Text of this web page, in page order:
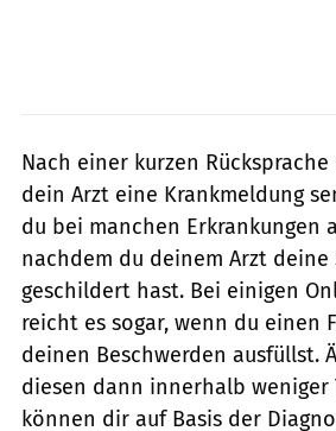
Nach einer kurzen
dein Arzt eine Krankmeldung
du bei manchen Erkrankungen
nachdem du deinem Arzt deine
geschildert hast. Bei einigen
reicht es sogar, wenn du einen
deinen Beschwerden ausfüllst.
diesen dann innerhalb weniger
können dir auf Basis der